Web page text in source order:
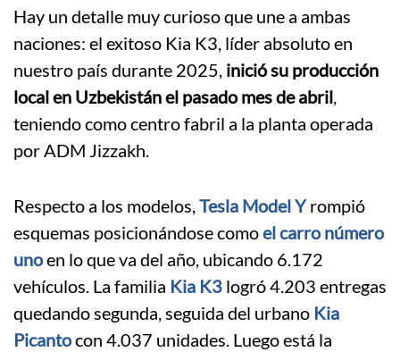
Hay un detalle muy curioso que une a ambas
naciones: el exitoso Kia K3, líder absoluto en
nuestro país durante 2025, inició su producción
local en Uzbekistán el pasado mes de abril,
teniendo como centro fabril a la planta operada
por ADM Jizzakh.
Respecto a los modelos,Tesla Model Yrompió
esquemas posicionándose comoel carro número
unoen lo que va del año, ubicando 6.172
vehículos. La familia Kia K3 logró 4.203 entregas
quedando segunda, seguida del urbano Kia
Picantocon 4.037 unidades. Luego está la